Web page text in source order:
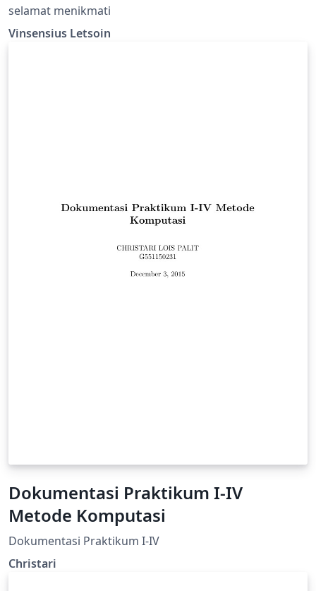
selamat menikmati
Vinsensius Letsoin
Dokumentasi Praktikum I-IV
Metode Komputasi
Dokumentasi Praktikum I-IV
Christari